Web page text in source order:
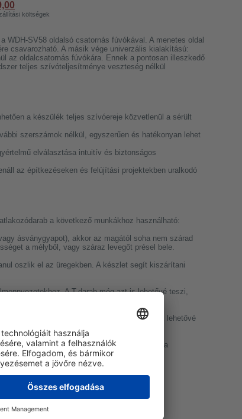
költségek
SV58 oldalsó csatornás fúvókával. A menetes oldal
csavarozható. A másik vége univerzális kialakítású:
az oldalcsatornás fúvókára. Ennek a pontosan illeszkedő
teljes szívóteljesítménye veszteség nélkül
a készülék teljes szívóereje közvetlenül a sérült
szerszámok nélkül, egyszerűen és hatékonyan lehet
elválasztása intuitív és biztonságos
az építkezéseken és felújítási projektekben uralkodó
a következő munkákhoz használható:
ásványgyapot), akkor az magától soha nem szárad
a mélyből, vagy száraz levegőt présel bele.
oszlik el az üregekben. A készlet segít kiszárítani
A T-darab még azt is lehetővé teszi,
gyorsan penészhez vezet. A szívószőnyegek lehetővé
teljesen el kellene távolítani.
hozzáférhető helyeket, például a csőaknákat, a